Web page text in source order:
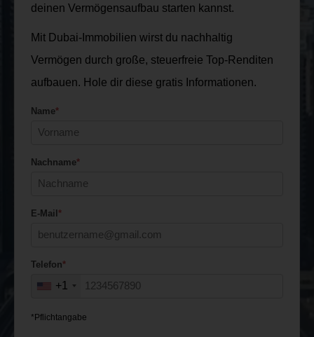
deinen Vermögensaufbau starten kannst.
Mit Dubai-Immobilien wirst du nachhaltig
Vermögen durch große, steuerfreie Top-Renditen
aufbauen. Hole dir diese gratis Informationen.
Name*
Nachname*
E-Mail*
Telefon*
+1
*Pflichtangabe